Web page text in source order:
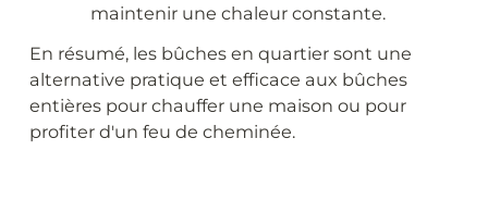
maintenir une chaleur constante.
En résumé, les bûches en quartier sont une
alternative pratique et efficace aux bûches
entières pour chauffer une maison ou pour
profiter d'un feu de cheminée.